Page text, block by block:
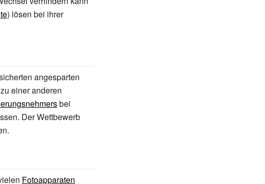
) lösen bei ihrer
angesparten
einer anderen
bei
Der Wettbewerb
Fotoapparaten